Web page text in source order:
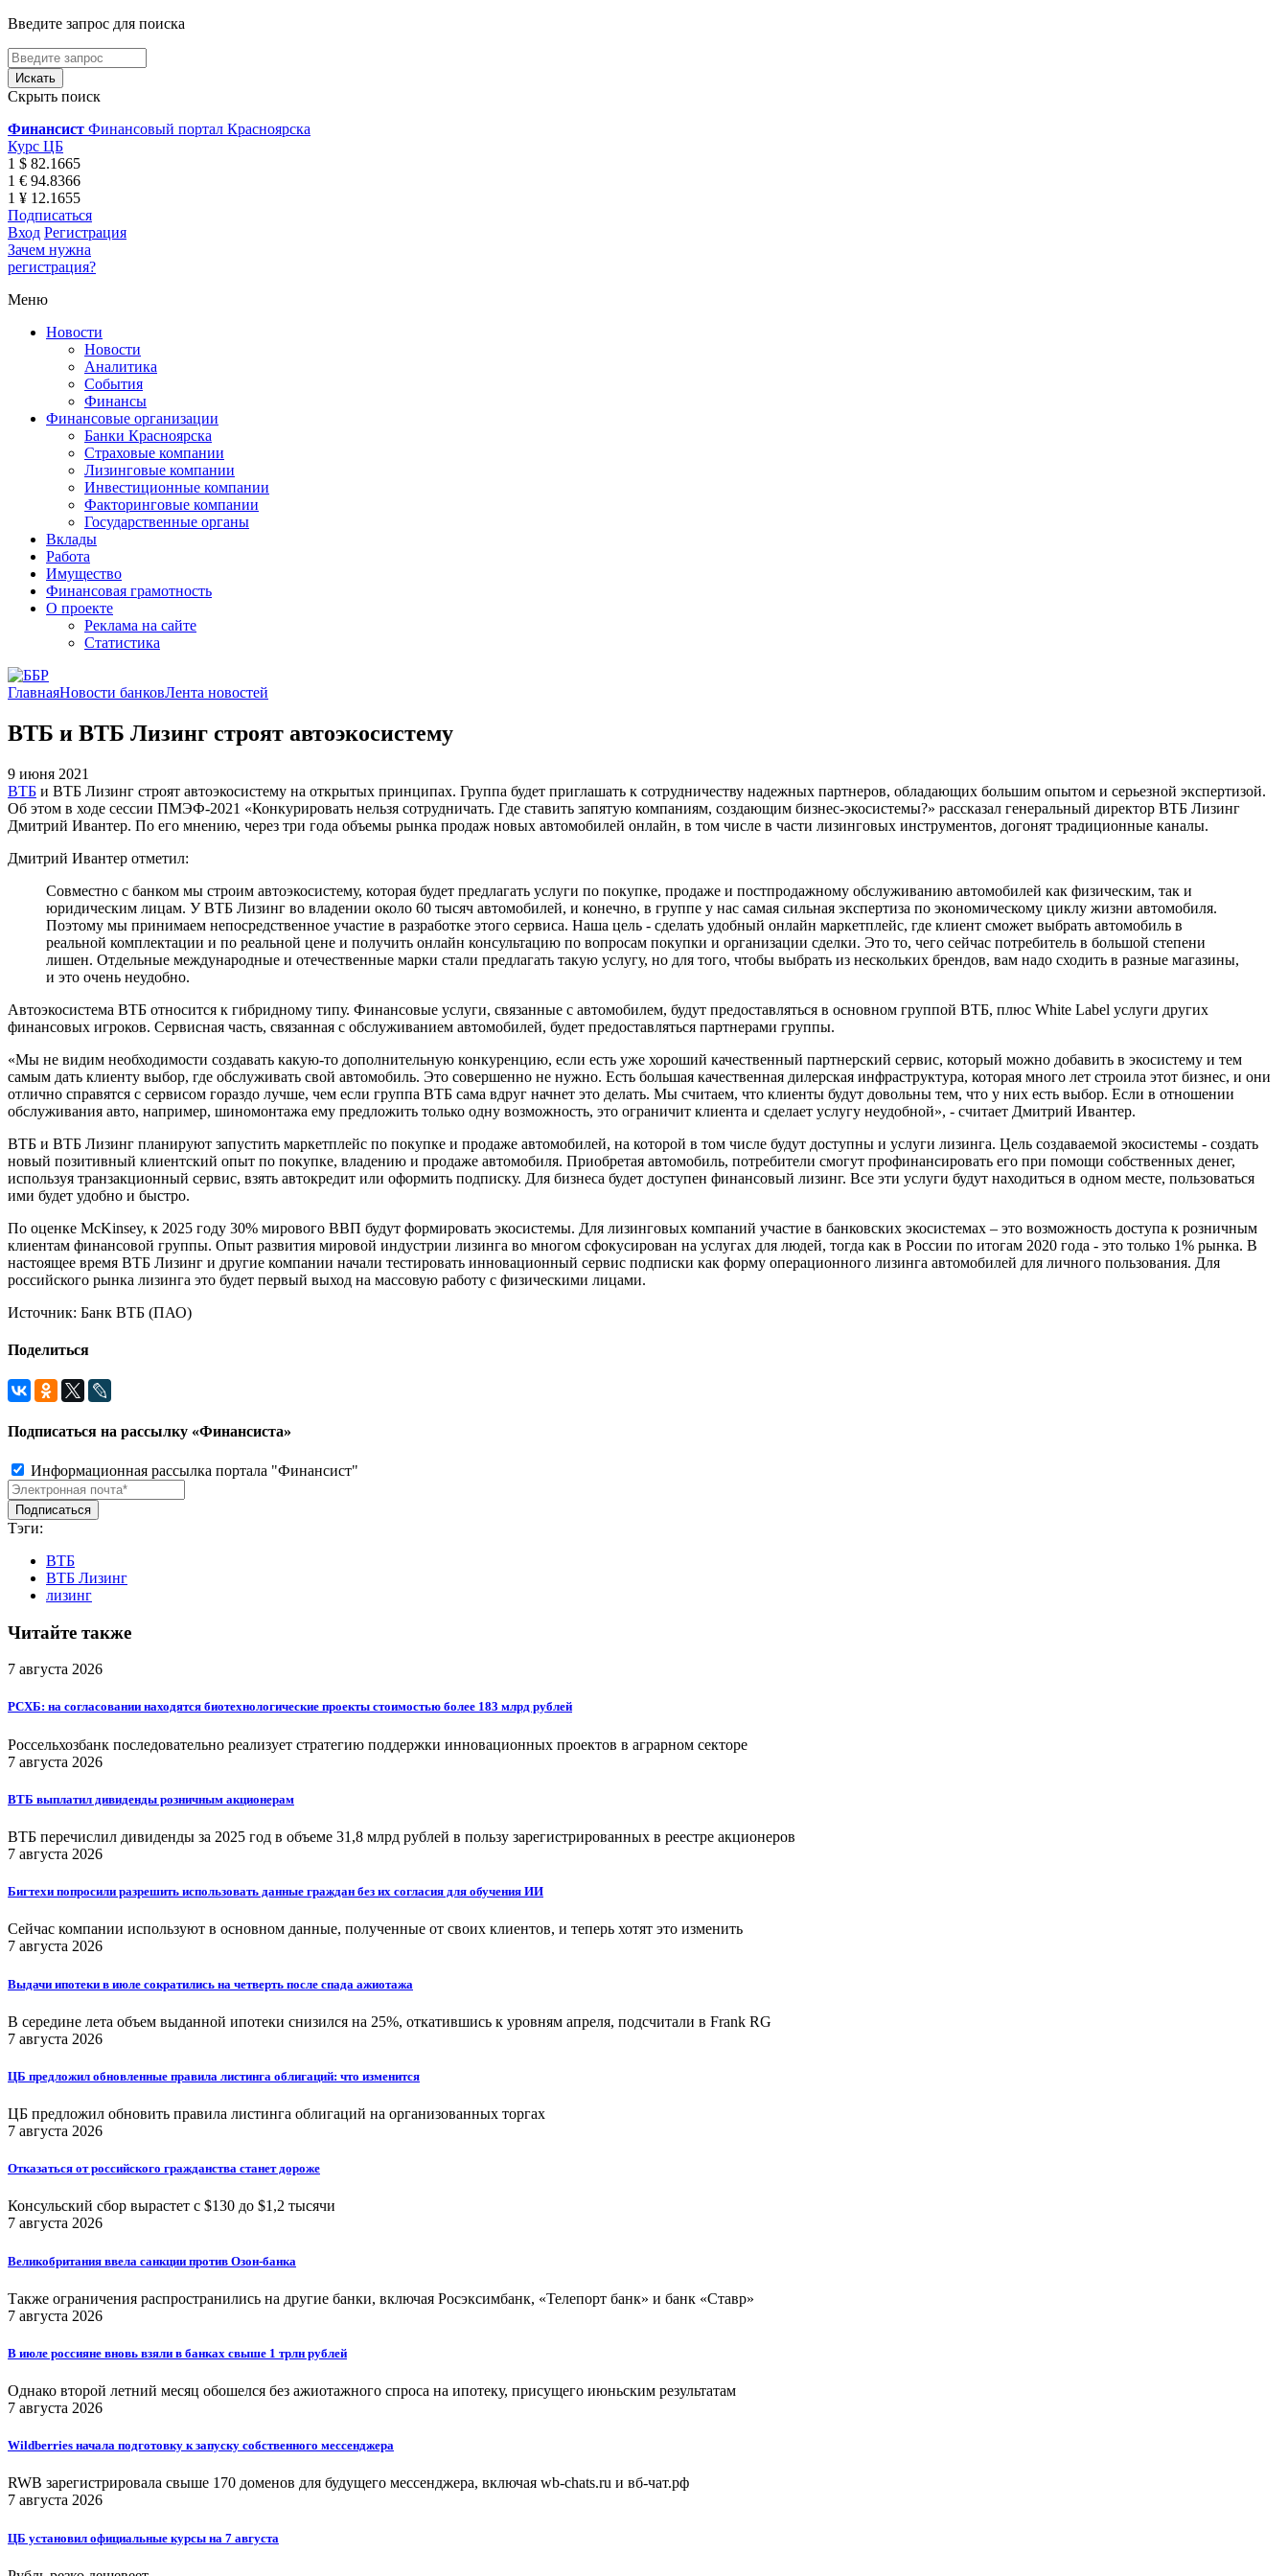
Введите запрос для поиска
Скрыть поиск
Финансист Финансовый портал Красноярска
Курс ЦБ
1 $ 82.1665
1 € 94.8366
1 ¥ 12.1655
Подписаться
Вход Регистрация
Зачем нужна
регистрация?
Меню
Новости
Новости
Аналитика
События
Финансы
Финансовые организации
Банки Красноярска
Страховые компании
Лизинговые компании
Инвестиционные компании
Факторинговые компании
Государственные органы
Вклады
Работа
Имущество
Финансовая грамотность
О проекте
Реклама на сайте
Статистика
ГлавнаяНовости банковЛента новостей
ВТБ и ВТБ Лизинг строят автоэкосистему
9 июня 2021
ВТБ и ВТБ Лизинг строят автоэкосистему на открытых принципах. Группа будет приглашать к сотрудничеству надежных партнеров, обладающих большим опытом и серьезной экспертизой.
Об этом в ходе сессии ПМЭФ-2021 «Конкурировать нельзя сотрудничать. Где ставить запятую компаниям, создающим бизнес-экосистемы?» рассказал генеральный директор ВТБ Лизинг
Дмитрий Ивантер. По его мнению, через три года объемы рынка продаж новых автомобилей онлайн, в том числе в части лизинговых инструментов, догонят традиционные каналы.
Дмитрий Ивантер отметил:
Совместно с банком мы строим автоэкосистему, которая будет предлагать услуги по покупке, продаже и постпродажному обслуживанию автомобилей как физическим, так и
юридическим лицам. У ВТБ Лизинг во владении около 60 тысяч автомобилей, и конечно, в группе у нас самая сильная экспертиза по экономическому циклу жизни автомобиля.
Поэтому мы принимаем непосредственное участие в разработке этого сервиса. Наша цель - сделать удобный онлайн маркетплейс, где клиент сможет выбрать автомобиль в
реальной комплектации и по реальной цене и получить онлайн консультацию по вопросам покупки и организации сделки. Это то, чего сейчас потребитель в большой степени
лишен. Отдельные международные и отечественные марки стали предлагать такую услугу, но для того, чтобы выбрать из нескольких брендов, вам надо сходить в разные магазины,
и это очень неудобно.
Автоэкосистема ВТБ относится к гибридному типу. Финансовые услуги, связанные с автомобилем, будут предоставляться в основном группой ВТБ, плюс White Label услуги других
финансовых игроков. Сервисная часть, связанная с обслуживанием автомобилей, будет предоставляться партнерами группы.
«Мы не видим необходимости создавать какую-то дополнительную конкуренцию, если есть уже хороший качественный партнерский сервис, который можно добавить в экосистему и тем
самым дать клиенту выбор, где обслуживать свой автомобиль. Это совершенно не нужно. Есть большая качественная дилерская инфраструктура, которая много лет строила этот бизнес, и они
отлично справятся с сервисом гораздо лучше, чем если группа ВТБ сама вдруг начнет это делать. Мы считаем, что клиенты будут довольны тем, что у них есть выбор. Если в отношении
обслуживания авто, например, шиномонтажа ему предложить только одну возможность, это ограничит клиента и сделает услугу неудобной», - считает Дмитрий Ивантер.
ВТБ и ВТБ Лизинг планируют запустить маркетплейс по покупке и продаже автомобилей, на которой в том числе будут доступны и услуги лизинга. Цель создаваемой экосистемы - создать
новый позитивный клиентский опыт по покупке, владению и продаже автомобиля. Приобретая автомобиль, потребители смогут профинансировать его при помощи собственных денег,
используя транзакционный сервис, взять автокредит или оформить подписку. Для бизнеса будет доступен финансовый лизинг. Все эти услуги будут находиться в одном месте, пользоваться
ими будет удобно и быстро.
По оценке McKinsey, к 2025 году 30% мирового ВВП будут формировать экосистемы. Для лизинговых компаний участие в банковских экосистемах – это возможность доступа к розничным
клиентам финансовой группы. Опыт развития мировой индустрии лизинга во многом сфокусирован на услугах для людей, тогда как в России по итогам 2020 года - это только 1% рынка. В
настоящее время ВТБ Лизинг и другие компании начали тестировать инновационный сервис подписки как форму операционного лизинга автомобилей для личного пользования. Для
российского рынка лизинга это будет первый выход на массовую работу с физическими лицами.
Источник: Банк ВТБ (ПАО)
Поделиться
Подписаться на рассылку «Финансиста»
Информационная рассылка портала "Финансист"
Тэги:
ВТБ
ВТБ Лизинг
лизинг
Читайте также
7 августа 2026
РСХБ: на согласовании находятся биотехнологические проекты стоимостью более 183 млрд рублей
Россельхозбанк последовательно реализует стратегию поддержки инновационных проектов в аграрном секторе
7 августа 2026
ВТБ выплатил дивиденды розничным акционерам
ВТБ перечислил дивиденды за 2025 год в объеме 31,8 млрд рублей в пользу зарегистрированных в реестре акционеров
7 августа 2026
Бигтехи попросили разрешить использовать данные граждан без их согласия для обучения ИИ
Сейчас компании используют в основном данные, полученные от своих клиентов, и теперь хотят это изменить
7 августа 2026
Выдачи ипотеки в июле сократились на четверть после спада ажиотажа
В середине лета объем выданной ипотеки снизился на 25%, откатившись к уровням апреля, подсчитали в Frank RG
7 августа 2026
ЦБ предложил обновленные правила листинга облигаций: что изменится
ЦБ предложил обновить правила листинга облигаций на организованных торгах
7 августа 2026
Отказаться от российского гражданства станет дороже
Консульский сбор вырастет с $130 до $1,2 тысячи
7 августа 2026
Великобритания ввела санкции против Озон-банка
Также ограничения распространились на другие банки, включая Росэксимбанк, «Телепорт банк» и банк «Ставр»
7 августа 2026
В июле россияне вновь взяли в банках свыше 1 трлн рублей
Однако второй летний месяц обошелся без ажиотажного спроса на ипотеку, присущего июньским результатам
7 августа 2026
Wildberries начала подготовку к запуску собственного мессенджера
RWB зарегистрировала свыше 170 доменов для будущего мессенджера, включая wb-chats.ru и вб-чат.рф
7 августа 2026
ЦБ установил официальные курсы на 7 августа